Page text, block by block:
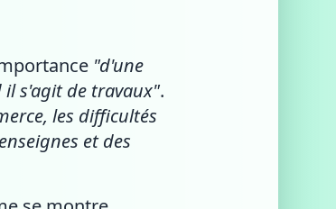
"d'une
il s'agit de travaux".
les difficultés
et des